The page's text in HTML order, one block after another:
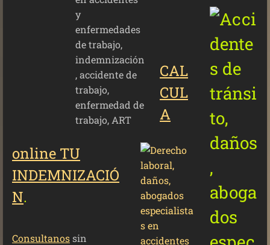
CAL
CUL
A
online TU
INDEMNIZACIÓ
N.
Consultanossin